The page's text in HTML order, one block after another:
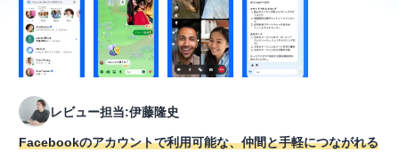
レビュー担当:伊藤隆史
Facebookのアカウントで利用可能な、仲間と手軽につながれる